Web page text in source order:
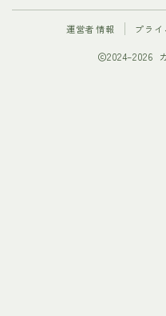
運営者情報 プラ
2024–2026